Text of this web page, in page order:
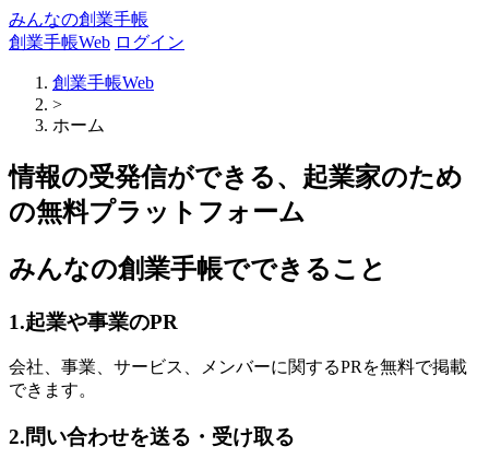
みんなの創業手帳
創業手帳Web ログイン
創業手帳Web
>
ホーム
情報の受発信ができる、起業家のため
の無料プラットフォーム
みんなの創業手帳でできること
1.起業や事業のPR
会社、事業、サービス、メンバーに関するPRを無料で掲載
できます。
2.問い合わせを送る・受け取る